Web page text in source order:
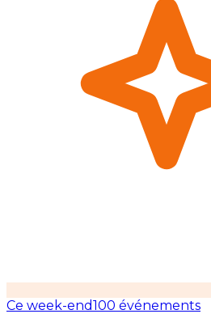
Ce week-end100 événements